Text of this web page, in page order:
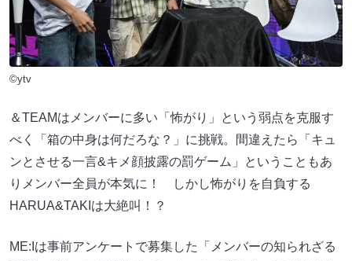
©ytv
＆TEAMはメンバーに多い「怖がり」という弱点を克服す
べく「箱の中身は何だろな？」に挑戦。間違えたら「キュ
ンとさせる一言&キメ顔披露の罰ゲーム」ということもあ
りメンバー全員が本気に！ しかし怖がりを自負する
HARUA&TAKIは大絶叫！？
ME:Iは事前アンケートで募集した「メンバーの知られざる